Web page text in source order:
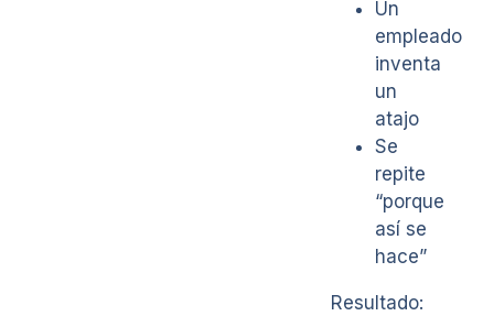
Un
empleado
inventa
un
atajo
Se
repite
“porque
así se
hace”
Resultado: